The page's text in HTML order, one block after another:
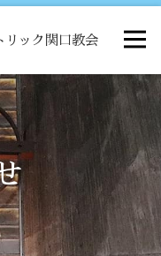
リック関口教会